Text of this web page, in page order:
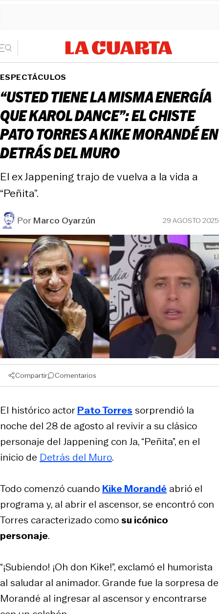
ESPECTÁCULOS
“USTED TIENE LA MISMA ENERGÍA
QUE KAROL DANCE”: EL CHISTE
PATO TORRES A KIKE MORANDÉ EN
DETRÁS DEL MURO
El ex Jappening trajo de vuelva a la vida a
“Peñita”.
PorMarco Oyarzún 29 AGOSTO 2025
Compartir Comentarios
El histórico actorPato Torres sorprendió la
noche del 28 de agosto al revivir a su clásico
personaje del Jappening con Ja, “Peñita”, en el
inicio de Detrás del Muro.
Todo comenzó cuando Kike Morandé abrió el
programa y, al abrir el ascensor, se encontró con
Torres caracterizado comosu icónico
personaje.
“¡Subiendo! ¡Oh don Kike!”, exclamó el humorista
al saludar al animador. Grande fue la sorpresa de
Morandé al ingresar al ascensor y encontrarse